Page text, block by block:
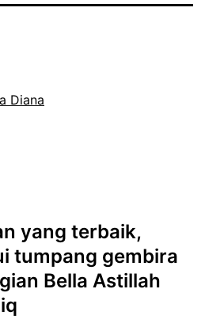
Diana
yang terbaik,
tumpang gembira
Bella Astillah